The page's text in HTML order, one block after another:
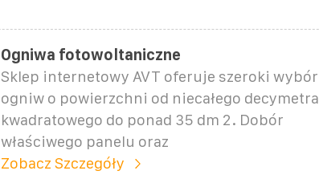
Ogniwa fotowoltaniczne
Sklep internetowy AVT oferuje szeroki wybór
ogniw o powierzchni od niecałego decymetra
kwadratowego do ponad 35 dm 2. Dobór
właściwego panelu oraz
Zobacz Szczegóły